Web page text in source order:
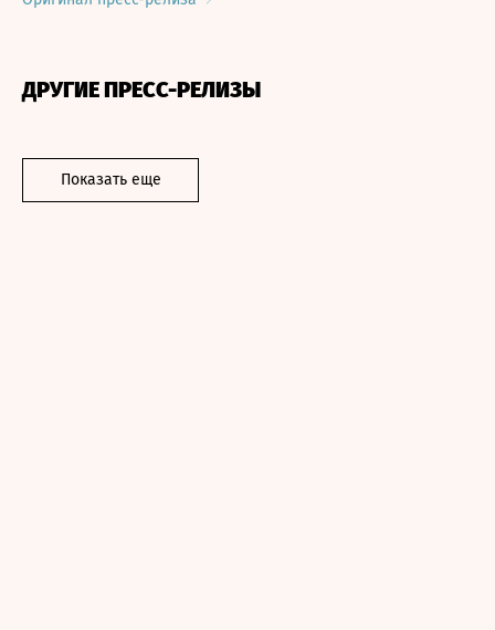
ДРУГИЕ ПРЕСС-РЕЛИЗЫ
Показать еще